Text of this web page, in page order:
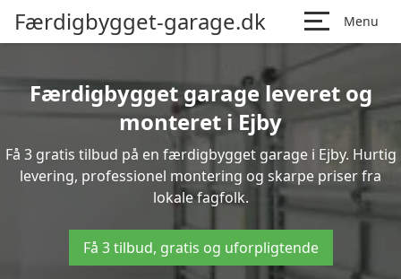
Færdigbygget-garage.dk Menu
Færdigbygget garage leveret og
monteret i Ejby
Få 3 gratis tilbud på en færdigbygget garage i Ejby. Hurtig
levering, professionel montering og skarpe priser fra
lokale fagfolk.
Få 3 tilbud, gratis og uforpligtende